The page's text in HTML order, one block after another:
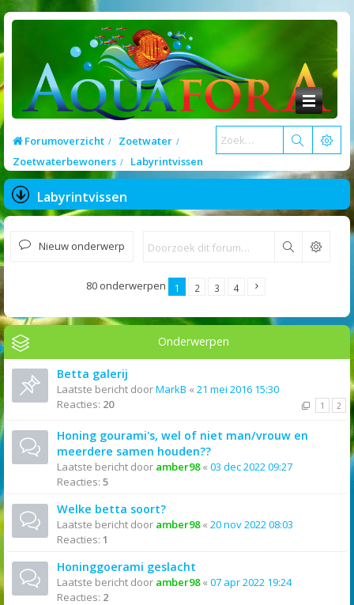
Forumoverzicht
Zoetwater
Zoetwaterbewoners
Labyrintvissen
Labyrintvissen
Nieuw onderwerp Zoek
80 onderwerpen 1 2 3 4
Onderwerpen
Betta galerij
Laatste bericht doorMarkB « 21 mei 2016 15:30
Reacties: 20 1 2
Honing gourami's, wel of niet man/vrouw en
meerdere samen houden??
Laatste bericht door amber98« 03 dec 2022 09:27
Reacties: 5
Welke betta soort?
Laatste bericht door amber98« 20 nov 2022 08:03
Reacties: 1
Honinggoerami geslacht
Laatste bericht door amber98« 07 apr 2022 19:24
Reacties: 2